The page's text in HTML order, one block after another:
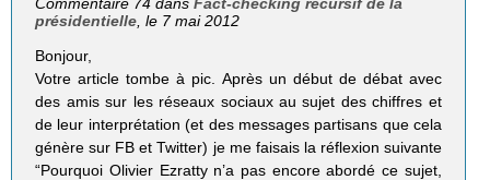
présidentielle , le 7 mai 2012
Bonjour,
Votre article tombe à pic. Après un début de débat avec
des amis sur les réseaux sociaux au sujet des chiffres et
de leur interprétation (et des messages partisans que cela
génère sur FB et Twitter) je me faisais la réflexion suivante
“Pourquoi Olivier Ezratty n’a pas encore abordé ce sujet,